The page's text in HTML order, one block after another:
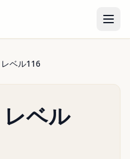
ベル116
ベル